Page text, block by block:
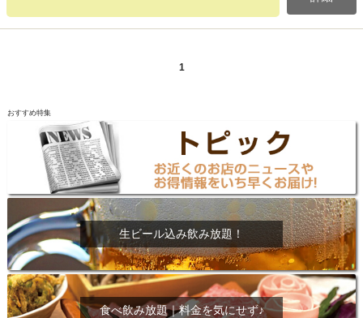
1
おすすめ特集
生ビール込み飲み放題！
食べ飲み放題｜料金を気にせず♪